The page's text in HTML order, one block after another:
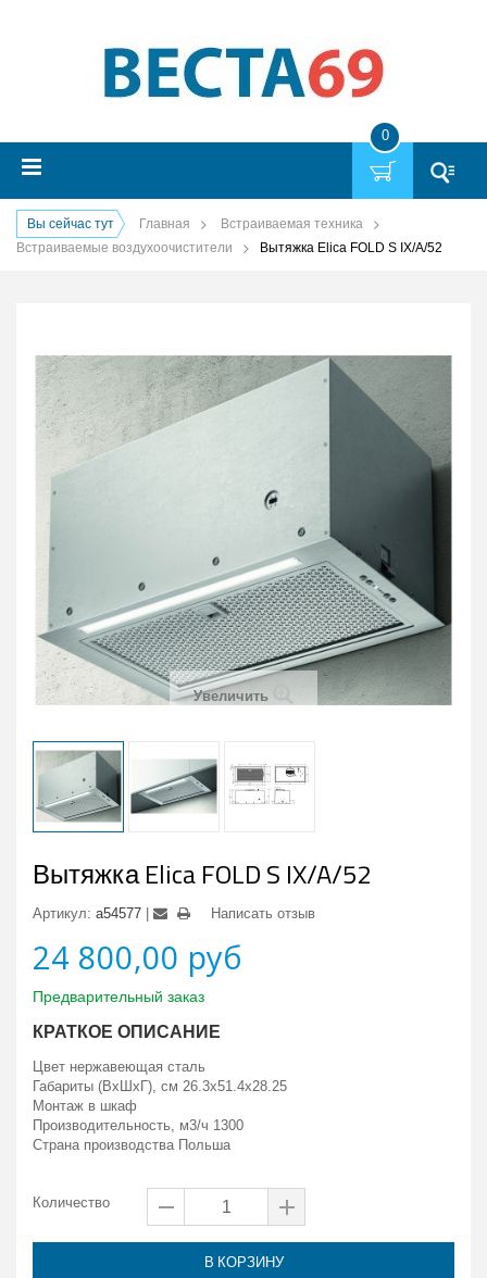
0
Вы сейчас тут Главная
Встраиваемая техника
Встраиваемые воздухоочистители
Вытяжка Elica FOLD S IX/A/52
Увеличить
Вытяжка Elica FOLD S IX/A/52
Артикул: a54577 Написать отзыв
24 800,00 руб
Предварительный заказ
КРАТКОЕ ОПИСАНИЕ
Цвет нержавеющая сталь
Габариты (ВxШxГ), см 26.3x51.4x28.25
Монтаж в шкаф
Производительность, м3/ч 1300
Страна производства Польша
Количество
В КОРЗИНУ